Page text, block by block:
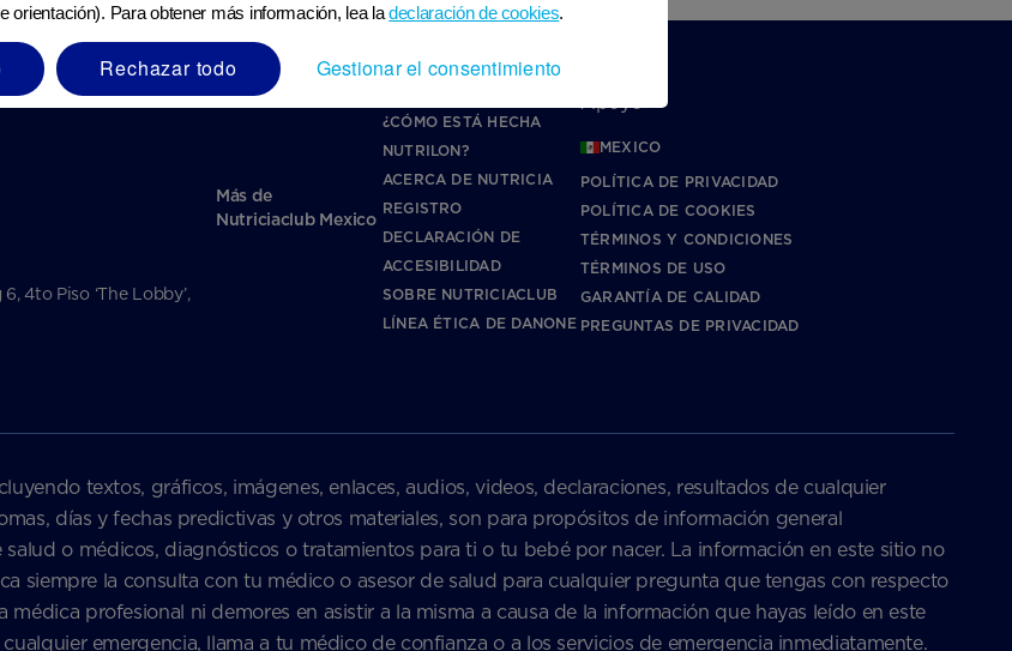
4to Piso ‘The Lobby’,
Más de
Nutriciaclub Mexico
¿CÓMO ESTÁ HECHA
NUTRILON?
ACERCA DE NUTRICIA
REGISTRO
DECLARACIÓN DE
ACCESIBILIDAD
SOBRE NUTRICIACLUB
LÍNEA ÉTICA DE DANONE
Apoyo
MEXICO
POLÍTICA DE PRIVACIDAD
POLÍTICA DE COOKIES
TÉRMINOS Y CONDICIONES
TÉRMINOS DE USO
GARANTÍA DE CALIDAD
PREGUNTAS DE PRIVACIDAD
textos, gráficos, imágenes, enlaces, audios, videos, declaraciones, resultados de cualquier
días y fechas predictivas y otros materiales, son para propósitos de información general
o médicos, diagnósticos o tratamientos para ti o tu bebé por nacer. La información en este sitio no
siempre la consulta con tu médico o asesor de salud para cualquier pregunta que tengas con respecto
profesional ni demores en asistir a la misma a causa de la información que hayas leído en este
emergencia, llama a tu médico de confianza o a los servicios de emergencia inmediatamente.
orientación). Para obtener más información, lea ladeclaración de cookies.
Rechazar todo Gestionar el consentimiento